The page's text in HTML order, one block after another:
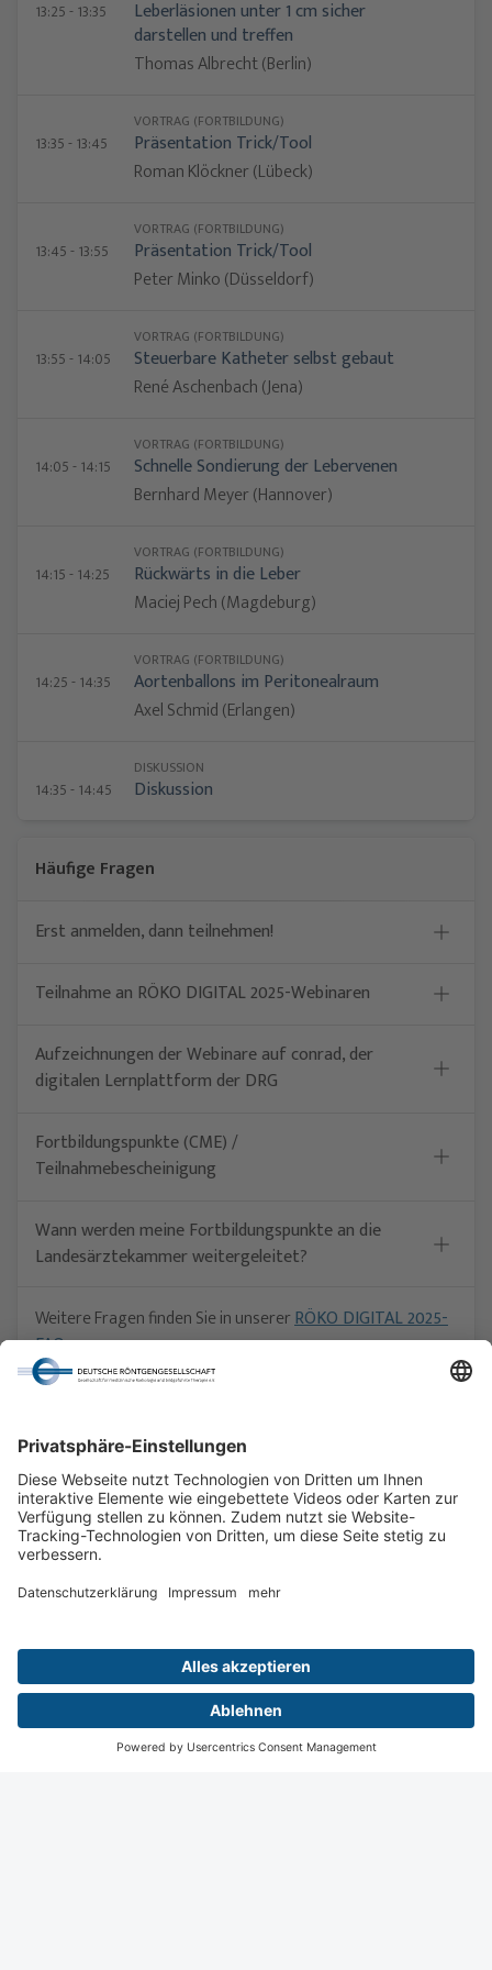
13:25 - 13:35
Leberläsionen unter 1 cm sicher
darstellen und treffen
Thomas Albrecht (Berlin)
13:35 - 13:45
VORTRAG (FORTBILDUNG)
Präsentation Trick/Tool
Roman Klöckner (Lübeck)
13:45 - 13:55
VORTRAG (FORTBILDUNG)
Präsentation Trick/Tool
Peter Minko (Düsseldorf)
13:55 - 14:05
VORTRAG (FORTBILDUNG)
Steuerbare Katheter selbst gebaut
René Aschenbach (Jena)
14:05 - 14:15
VORTRAG (FORTBILDUNG)
Schnelle Sondierung der Lebervenen
Bernhard Meyer (Hannover)
14:15 - 14:25
VORTRAG (FORTBILDUNG)
Rückwärts in die Leber
Maciej Pech (Magdeburg)
14:25 - 14:35
VORTRAG (FORTBILDUNG)
Aortenballons im Peritonealraum
Axel Schmid (Erlangen)
14:35 - 14:45
DISKUSSION
Diskussion
Häufige Fragen
Erst anmelden, dann teilnehmen!
Teilnahme an RÖKO DIGITAL 2025-Webinaren
Aufzeichnungen der Webinare auf conrad, der
digitalen Lernplattform der DRG
Fortbildungspunkte (CME) /
Teilnahmebescheinigung
Wann werden meine Fortbildungspunkte an die
Landesärztekammer weitergeleitet?
Weitere Fragen finden Sie in unsererRÖKO DIGITAL 2025-
FAQ.
Werden Sie auch dort nicht fündig, rufen Sie uns gern via
Digital Menü Termine